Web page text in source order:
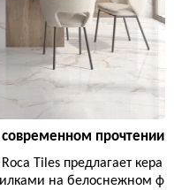
современном прочтении
Tiles предлагает кера
на белоснежном ф